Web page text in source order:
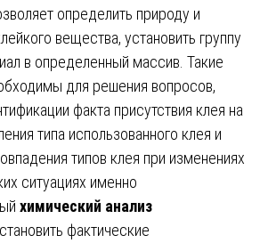
определить природу и
вещества, установить группу
в определенный массив. Такие
для решения вопросов,
факта присутствия клея на
типа использованного клея и
типов клея при изменениях
ситуациях именно
химический анализ
фактические